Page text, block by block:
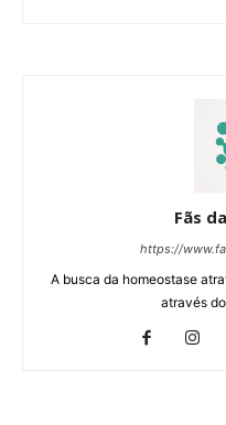
Fãs
https://
A busca da homeostase
através